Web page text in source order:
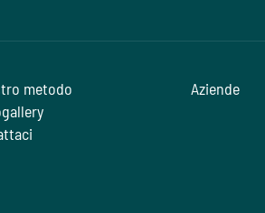
metodo
Aziende